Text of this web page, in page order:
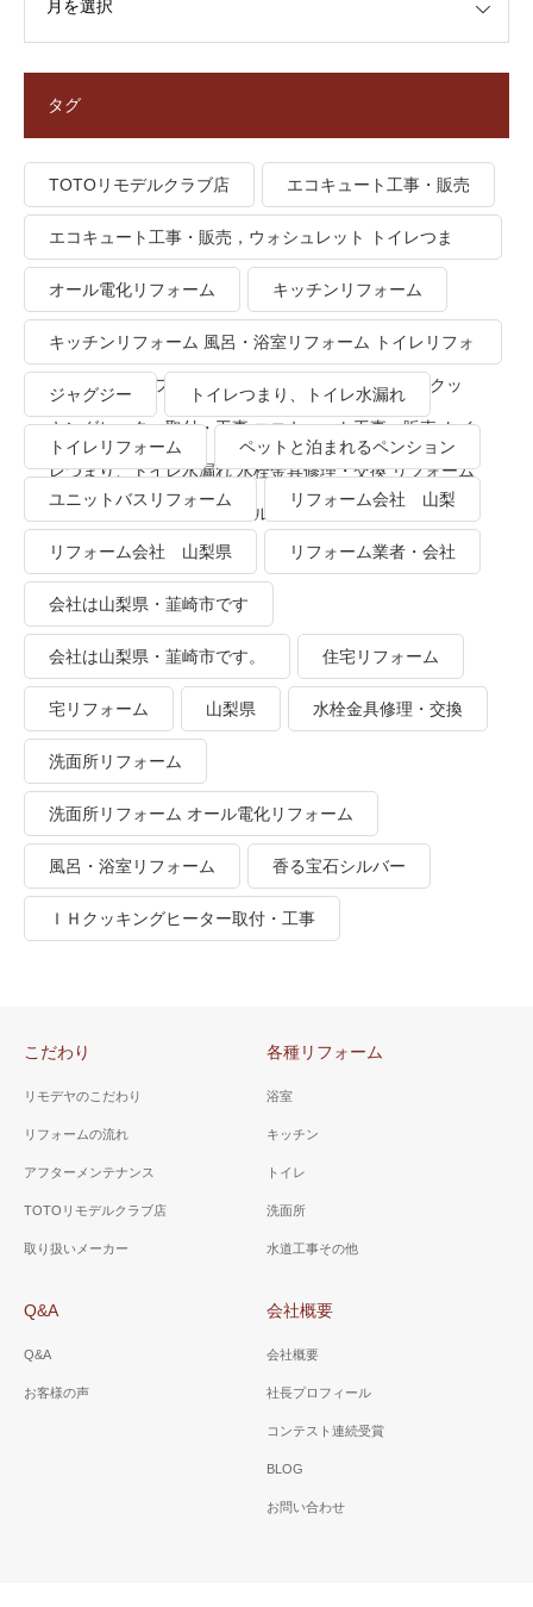
タグ
TOTOリモデルクラブ店 エコキュート工事・販売
エコキュート工事・販売，ウォシュレット トイレつま
り、トイレ水漏れ
オール電化リフォーム キッチンリフォーム
キッチンリフォーム 風呂・浴室リフォーム トイレリフォ
ーム 洗面所リフォーム オール電化リフォーム ＩＨクッ
キングヒーター取付・工事 エコキュート工事・販売 トイ
レつまり、トイレ水漏れ 水栓金具修理・交換 リフォーム
業者・会社 ＴＯＴＯリモデルクラブ
ジャグジー トイレつまり、トイレ水漏れ
トイレリフォーム ペットと泊まれるペンション
ユニットバスリフォーム リフォーム会社 山梨
リフォーム会社 山梨県 リフォーム業者・会社
会社は山梨県・韮崎市です
会社は山梨県・韮崎市です。 住宅リフォーム
宅リフォーム 山梨県 水栓金具修理・交換
洗面所リフォーム
洗面所リフォーム オール電化リフォーム
風呂・浴室リフォーム 香る宝石シルバー
ＩＨクッキングヒーター取付・工事
こだわり
リモデヤのこだわり
リフォームの流れ
アフターメンテナンス
TOTOリモデルクラブ店
取り扱いメーカー
各種リフォーム
浴室
キッチン
トイレ
洗面所
水道工事その他
Q&A
Q&A
お客様の声
会社概要
会社概要
社長プロフィール
コンテスト連続受賞
BLOG
お問い合わせ